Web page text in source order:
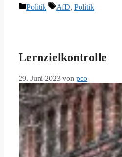
Kategorien
Politik Schlagwörter
AfD, Politik
Lernzielkontrolle
29. Juni 2023 von pco